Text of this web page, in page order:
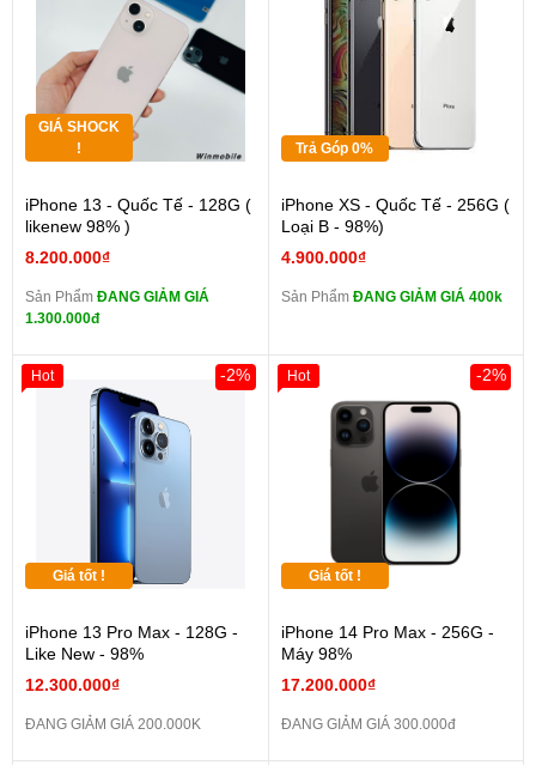
GIÁ SHOCK
!
iPhone 13 - Quốc Tế - 128G (
likenew 98% )
8.200.000₫
Sản Phẩm ĐANG GIẢM GIÁ
1.300.000đ
Trả Góp 0%
iPhone XS - Quốc Tế - 256G (
Loại B - 98%)
4.900.000₫
Sản Phẩm ĐANG GIẢM GIÁ 400k
Giá tốt !
iPhone 13 Pro Max - 128G -
Like New - 98%
12.300.000₫
-2%
ĐANG GIẢM GIÁ 200.000K
Hot
Giá tốt !
iPhone 14 Pro Max - 256G -
Máy 98%
17.200.000₫
-2%
ĐANG GIẢM GIÁ 300.000đ
Hot